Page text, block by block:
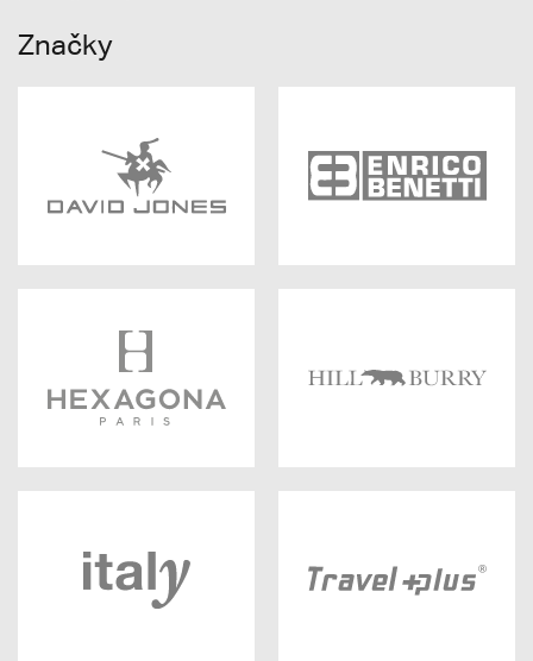
Značky